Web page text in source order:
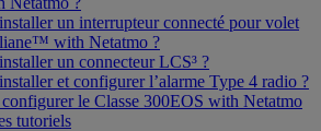
un interrupteur connecté pour volet
with Netatmo ?
un connecteur LCS³ ?
et configurer l’alarme Type 4 radio ?
le Classe 300EOS with Netatmo
tutoriels